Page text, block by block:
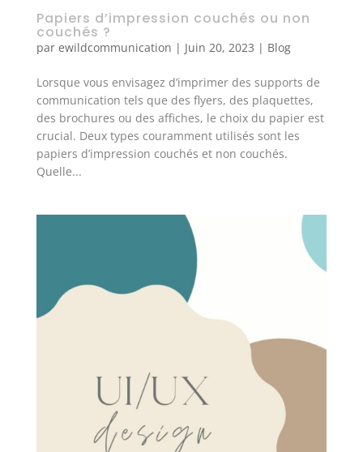
Papiers d’impression couchés ou non
couchés ?
par ewildcommunication | Juin 20, 2023 | Blog
Lorsque vous envisagez d’imprimer des supports de
communication tels que des flyers, des plaquettes,
des brochures ou des affiches, le choix du papier est
crucial. Deux types couramment utilisés sont les
papiers d’impression couchés et non couchés.
Quelle...